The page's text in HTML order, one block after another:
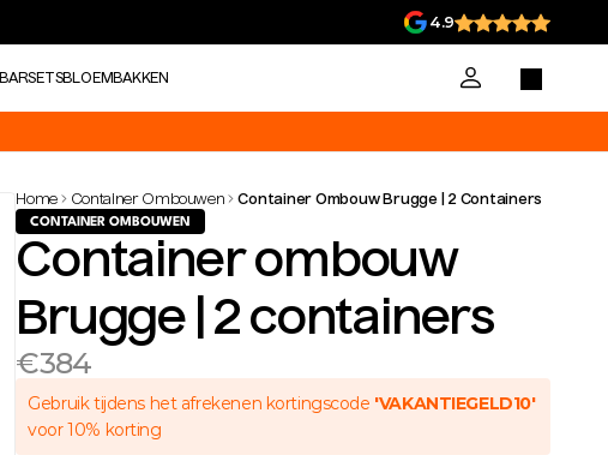
Home Container Ombouwen Container Ombouw Brugge | 2 Containers
CONTAINER OMBOUWEN
Container ombouw
Brugge | 2 containers
€384
Gebruik tijdens het afrekenen kortingscode 'VAKANTIEGELD10'
voor 10% korting
4.9
BARSETSBLOEMBAKKEN